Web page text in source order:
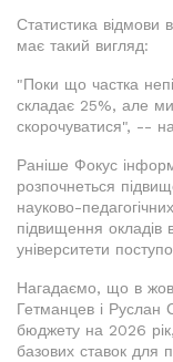
Статистика відмови
має такий вигляд:
"Поки що частка
складає 25%, але
скорочуватися", --
Раніше Фокус
розпочнеться
науково-
підвищення окладів
університети
Нагадаємо, що в
Гетманцев і Руслан
бюджету на 2026
базових ставок для